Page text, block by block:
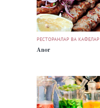
РЕСТОРАНЛАР ВА КАФЕЛАР
Anor